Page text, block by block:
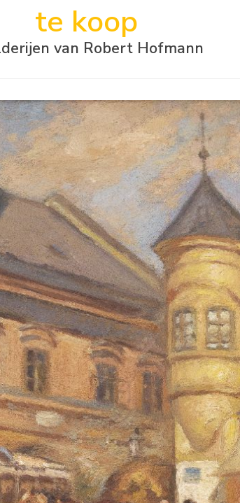
te koop
van Robert Hofmann